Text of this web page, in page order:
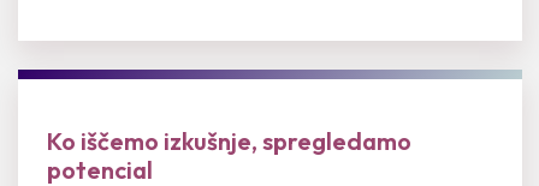
Ko iščemo izkušnje, spregledamo
potencial